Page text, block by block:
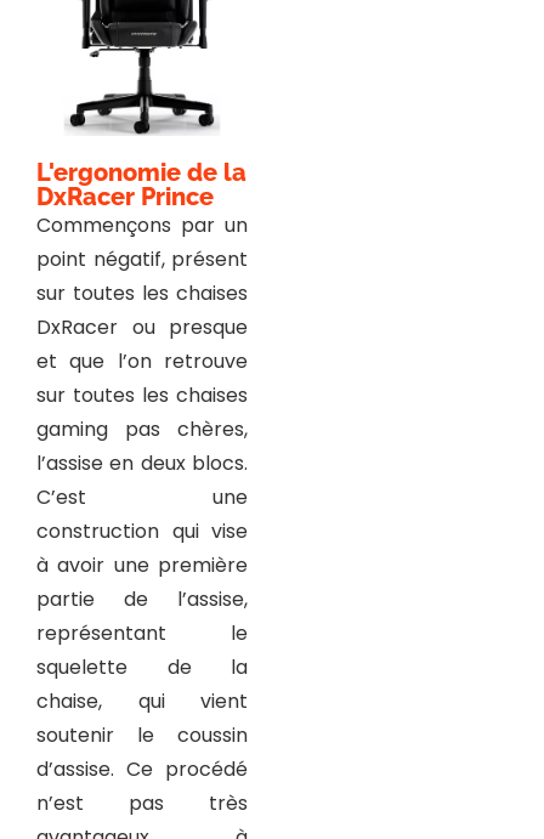
L'ergonomie de la
DxRacer Prince
Commençons par un
point négatif, présent
sur toutes les chaises
DxRacer ou presque
et que l’on retrouve
sur toutes les chaises
gaming pas chères,
l’assise en deux blocs.
C’est une
construction qui vise
à avoir une première
partie de l’assise,
représentant le
squelette de la
chaise, qui vient
soutenir le coussin
d’assise. Ce procédé
n’est pas très